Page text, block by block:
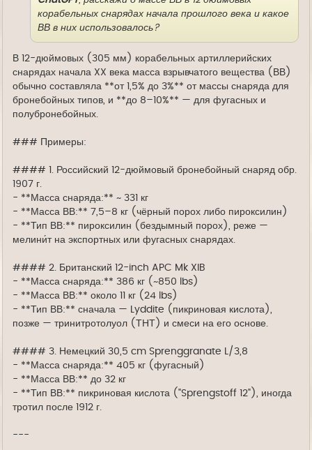
корабельных снарядах начала прошлого века и какое
ВВ в них использовалось?
В 12-дюймовых (305 мм) корабельных артиллерийских
снарядах начала XX века масса взрывчатого вещества (ВВ)
обычно составляла **от 1,5% до 3%** от массы снаряда для
бронебойных типов, и **до 8–10%** — для фугасных и
полубронебойных.
### Примеры:
#### 1. Российский 12-дюймовый бронебойный снаряд обр.
1907 г.
- **Масса снаряда:** ~ 331 кг
- **Масса ВВ:** 7,5–8 кг (чёрный порох либо пироксилин)
- **Тип ВВ:** пироксилин (бездымный порох), реже —
мелини́т на экспортных или фугасных снарядах.
#### 2. Британский 12-inch APC Mk XIB
- **Масса снаряда:** 386 кг (~850 lbs)
- **Масса ВВ:** около 11 кг (24 lbs)
- **Тип ВВ:** сначала — Lyddite (пикриновая кислота),
позже — тринитротолуол (ТНТ) и смеси на его основе.
#### 3. Немецкий 30,5 cm Sprenggranate L/3,8
- **Масса снаряда:** 405 кг (фугасный)
- **Масса ВВ:** до 32 кг
- **Тип ВВ:** пикриновая кислота ("Sprengstoff 12"), иногда
тротил после 1912 г.
---